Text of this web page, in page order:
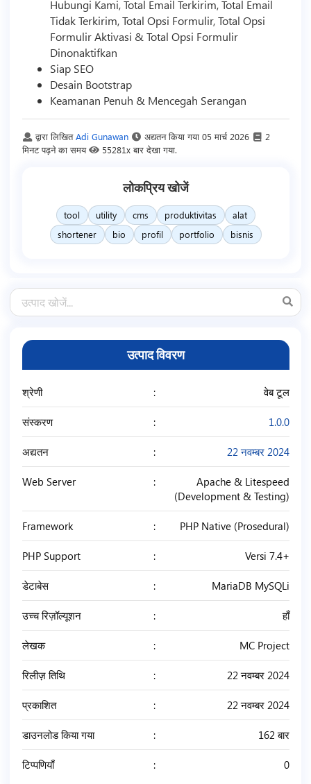
Hubungi Kami, Total Email Terkirim, Total Email
Tidak Terkirim, Total Opsi Formulir, Total Opsi
Formulir Aktivasi & Total Opsi Formulir
Dinonaktifkan
Siap SEO
Desain Bootstrap
Keamanan Penuh & Mencegah Serangan
द्वारा लिखितAdi Gunawan अद्यतन किया गया 05 मार्च 2026
2
मिनट पढ़ने का समय
55281x बार देखा गया.
लोकप्रिय खोजें
tool utility cms produktivitas
alat
shortener
bio profil portfolio bisnis
उत्पाद विवरण
श्रेणी वेब टूल
संस्करण 1.0.0
अद्यतन 22 नवम्बर 2024
Web Server
Apache & Litespeed
(Development & Testing)
Framework PHP Native (Prosedural)
PHP Support Versi 7.4+
डेटाबेस MariaDB MySQLi
उच्च रिज़ॉल्यूशन हाँ
लेखक MC Project
रिलीज़ तिथि 22 नवम्बर 2024
प्रकाशित 22 नवम्बर 2024
डाउनलोड किया गया 162 बार
टिप्पणियाँ 0